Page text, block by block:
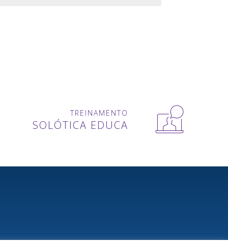
TREINAMENTO
SOLÓTICA EDUCA